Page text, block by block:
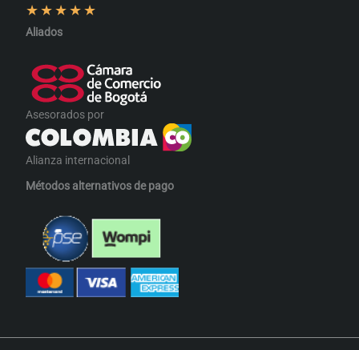
★★★★★
Aliados
Asesorados por
Alianza internacional
Métodos alternativos de pago